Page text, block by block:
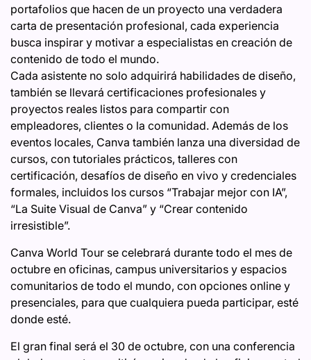
portafolios que hacen de un proyecto una verdadera
carta de presentación profesional, cada experiencia
busca inspirar y motivar a especialistas en creación de
contenido de todo el mundo.
Cada asistente no solo adquirirá habilidades de diseño,
también se llevará certificaciones profesionales y
proyectos reales listos para compartir con
empleadores, clientes o la comunidad. Además de los
eventos locales, Canva también lanza una diversidad de
cursos, con tutoriales prácticos, talleres con
certificación, desafíos de diseño en vivo y credenciales
formales, incluidos los cursos “Trabajar mejor con IA”,
“La Suite Visual de Canva” y “Crear contenido
irresistible”.
Canva World Tour se celebrará durante todo el mes de
octubre en oficinas, campus universitarios y espacios
comunitarios de todo el mundo, con opciones online y
presenciales, para que cualquiera pueda participar, esté
donde esté.
El gran final será el 30 de octubre, con una conferencia